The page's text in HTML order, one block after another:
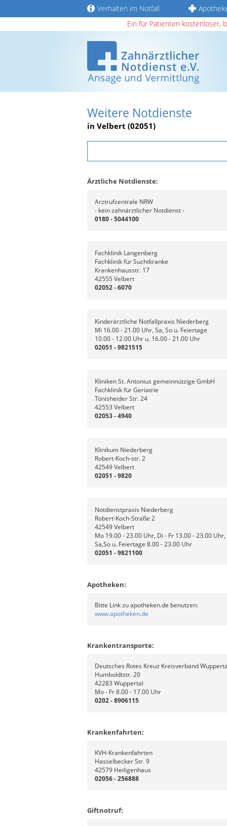
Verhalten im Notfall
Ein für Patienten kostenloser,
Weitere Notdienste
in Velbert (02051)
Ärztliche Notdienste:
Arztrufzentrale NRW
- kein zahnärztlicher Notdienst -
0180 - 5044100
Fachklinik Langenberg
Fachklinik für Suchtkranke
Krankenhausstr. 17
42555 Velbert
02052 - 6070
Kinderärztliche Notfallpraxis Niederberg
Mi 16.00 - 21.00 Uhr, Sa, So u. Feiertage
10.00 - 12.00 Uhr u. 16.00 - 21.00 Uhr
02051 - 9821515
Kliniken St. Antonius gemeinnützige GmbH
Fachklinik für Geriatrie
Tönisheider Str. 24
42553 Velbert
02053 - 4940
Klinikum Niederberg
Robert-Koch-str. 2
42549 Velbert
02051 - 9820
Notdienstpraxis Niederberg
Robert-Koch-Straße 2
42549 Velbert
Mo 19.00 - 23.00 Uhr, Di - Fr 13.00 - 23.00 Uhr,
Sa,So u. Feiertage 8.00 - 23.00 Uhr
02051 - 9821100
Apotheken:
Bitte Link zu apotheken.de benutzen:
www.apotheken.de
Krankentransporte:
Deutsches Rotes Kreuz Kreisverband
Humboldtstr. 20
42283 Wuppertal
Mo - Fr 8.00 - 17.00 Uhr
0202 - 8906115
Krankenfahrten:
KVH-Krankenfahrten
Hasselbecker Str. 9
42579 Heiligenhaus
02056 - 256888
Giftnotruf: